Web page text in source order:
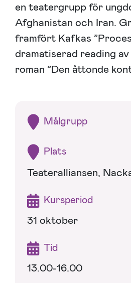
en teatergrupp för
Afghanistan och Iran.
framfört Kafkas
dramatiserad reading av
roman ”Den åttonde
Målgrupp
Plats
Teateralliansen,
Kursperiod
31 oktober
Tid
13.00-16.00